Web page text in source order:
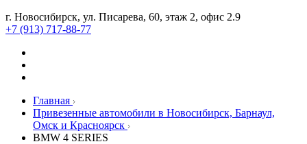
г. Новосибирск, ул. Писарева, 60, этаж 2, офис 2.9
+7 (913) 717-88-77
Главная
Привезенные автомобили в Новосибирск, Барнаул,
Омск и Красноярск
BMW 4 SERIES